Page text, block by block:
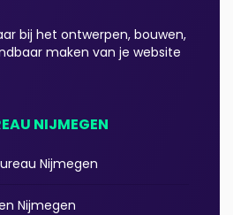
bij het ontwerpen, bouwen,
maken van je website
NIJMEGEN
Nijmegen
Nijmegen